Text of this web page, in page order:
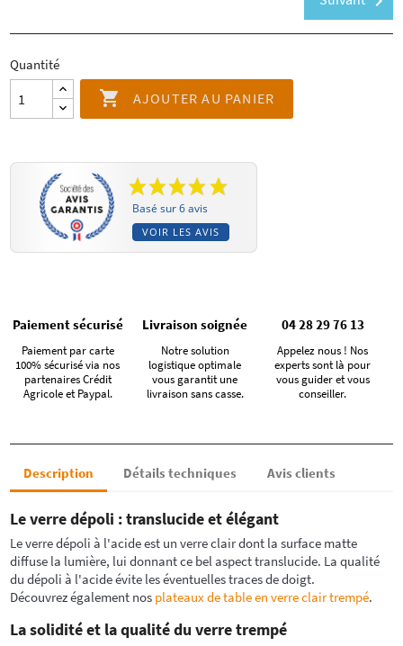
Quantité
 AJOUTER AU PANIER
Basé sur 6 avis
VOIR LES AVIS
Paiement sécurisé
Paiement par carte
100% sécurisé via nos
partenaires Crédit
Agricole et Paypal.
Livraison soignée
Notre solution
logistique optimale
vous garantit une
livraison sans casse.
04 28 29 76 13
Appelez nous ! Nos
experts sont là pour
vous guider et vous
conseiller.
Description Détails techniques Avis clients
Le verre dépoli : translucide et élégant
Le verre dépoli à l'acide est un verre clair dont la surface matte
diffuse la lumière, lui donnant ce bel aspect translucide. La qualité
du dépoli à l'acide évite les éventuelles traces de doigt.
Découvrez également nos plateaux de table en verre clair trempé.
La solidité et la qualité du verre trempé